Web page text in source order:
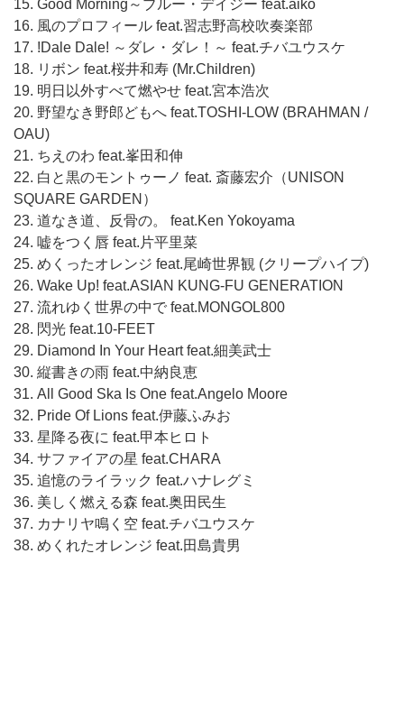
15. Good Morning～ブルー・デイジー feat.aiko
16. 風のプロフィール feat.習志野高校吹奏楽部
17. !Dale Dale! ～ダレ・ダレ！～ feat.チバユウスケ
18. リボン feat.桜井和寿 (Mr.Children)
19. 明日以外すべて燃やせ feat.宮本浩次
20. 野望なき野郎どもへ feat.TOSHI-LOW (BRAHMAN /
OAU)
21. ちえのわ feat.峯田和伸
22. 白と黒のモントゥーノ feat. 斎藤宏介（UNISON
SQUARE GARDEN）
23. 道なき道、反骨の。 feat.Ken Yokoyama
24. 嘘をつく唇 feat.片平里菜
25. めくったオレンジ feat.尾崎世界観 (クリープハイプ)
26. Wake Up! feat.ASIAN KUNG-FU GENERATION
27. 流れゆく世界の中で feat.MONGOL800
28. 閃光 feat.10-FEET
29. Diamond In Your Heart feat.細美武士
30. 縦書きの雨 feat.中納良恵
31. All Good Ska Is One feat.Angelo Moore
32. Pride Of Lions feat.伊藤ふみお
33. 星降る夜に feat.甲本ヒロト
34. サファイアの星 feat.CHARA
35. 追憶のライラック feat.ハナレグミ
36. 美しく燃える森 feat.奥田民生
37. カナリヤ鳴く空 feat.チバユウスケ
38. めくれたオレンジ feat.田島貴男